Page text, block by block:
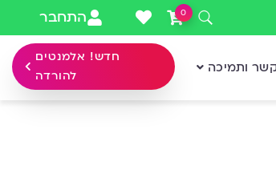
0 התחבר
ותמיכה
חדש! אלמנטים
להורדה